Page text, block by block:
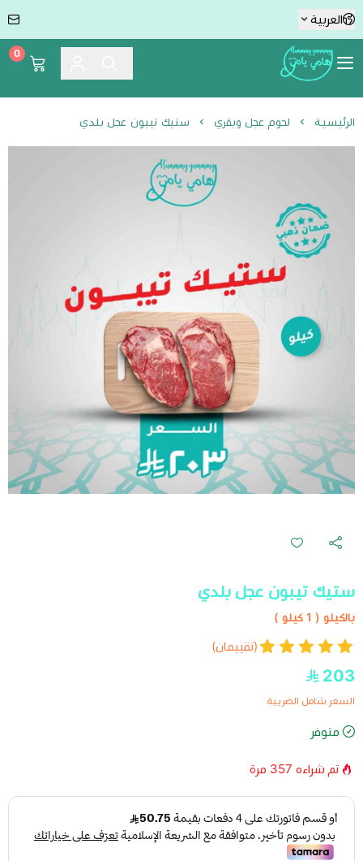
العربية
Hummmy :-) Yummmy هامي يامي
0
الرئيسية لحوم عجل وبقري ستيك تيبون عجل بلدي
ستيك تيبون عجل بلدي
بالكيلو ( 1 كيلو )
(تقييمان)
203
السعر شامل الضريبة
متوفر
تم شراءه 357 مرة